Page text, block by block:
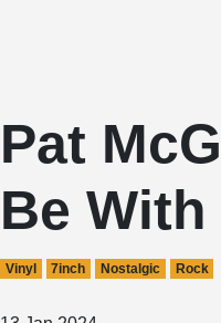
Pat
Be With
Vinyl 7inch Nostalgic Rock